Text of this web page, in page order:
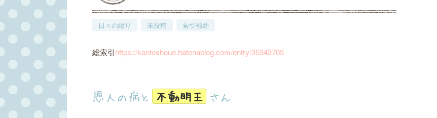
日々の綴り 未投稿 索引補助
総索引https://kantoshoue.hatenablog.com/entry/35343705
恩人の病と 不動明王 さん